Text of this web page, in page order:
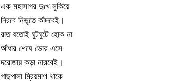
এক মহাসাগর দুঃখ লুকিয়ে
নিরবে নিভৃতে কাঁদবেই।
রাত যতোই ঘুটঘুটে হোক না
আঁধার শেষে ভোর এসে
দরোজায় কড়া নারবেই।
গাছপালা ম্রিয়মাণ থাকে